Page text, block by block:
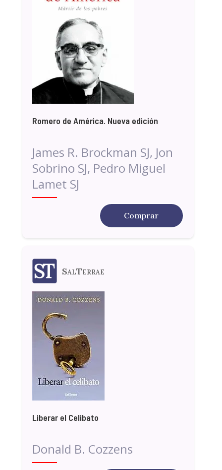
Romero de América. Nueva edición
James R. Brockman SJ, Jon
Sobrino SJ, Pedro Miguel
Lamet SJ
Comprar
SalTerrae
Liberar el Celibato
Donald B. Cozzens